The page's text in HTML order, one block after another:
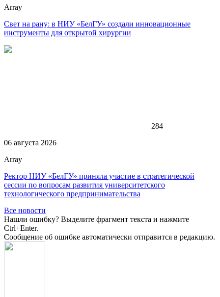
Array
Свет на рану: в НИУ «БелГУ» создали инновационные
инструменты для открытой хирургии
284
06 августа 2026
Array
Ректор НИУ «БелГУ» приняла участие в стратегической
сессии по вопросам развития университетского
технологического предпринимательства
Все новости
Нашли ошибку? Выделите фрагмент текста и нажмите
Ctrl+Enter.
Сообщение об ошибке автоматически отправится в редакцию.